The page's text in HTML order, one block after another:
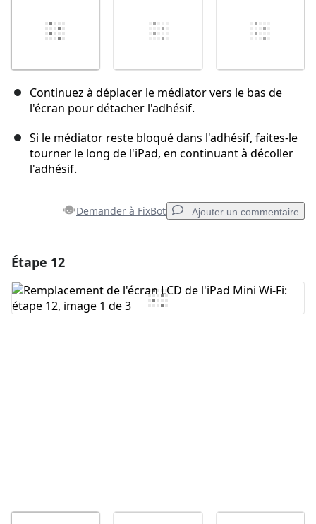
Continuez à déplacer le médiator vers le bas de
l'écran pour détacher l'adhésif.
Si le médiator reste bloqué dans l'adhésif, faites-le
tourner le long de l'iPad, en continuant à décoller
l'adhésif.
Demander à FixBot Ajouter un commentaire
Ajouter un commentaire
Étape 12